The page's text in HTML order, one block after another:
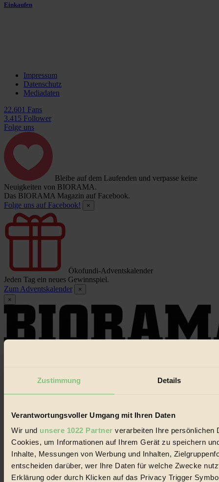
Zustimmung Details
Verantwortungsvoller Umgang mit Ihren Daten
Wir und unsere 1022 Partner verarbeiten Ihre persönlichen
Cookies, um Informationen auf Ihrem Gerät zu speichern
Inhalte, Messungen von Werbung und Inhalten,
entscheiden darüber, wer Ihre Daten für welche Zwecke
Erklärung oder durch Klicken auf das Privacy Trigger
Einkaufen
Impressum
Datenschutz
Mediadaten
22.601 Fans
3.415 Follower
Folge uns
Bleibe auf dem Laufenden und verpasse keine
Neuigkeiten von BIORAMA.
Das BIORAMA Magazin auf Facebook.
Folge uns auf Facebook!
×
Ökofundi-Adventskalender
Jeden Tag ein neues Gewinnspiel.
Zum Adventskalender
×
×
Hier einloggen
Noch kein Mitglied?